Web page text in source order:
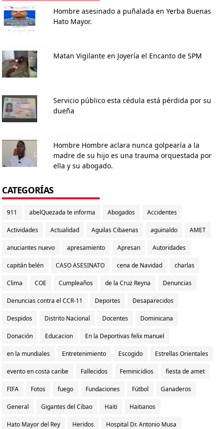
Hombre asesinado a puñalada en Yerba Buenas
Hato Mayor.
Matan Vigilante en Joyería el Encanto de SPM
Servicio público esta cédula está pérdida por su
dueña
Hombre Hombre aclara nunca golpearía a la
madre de su hijo es una trauma orquestada por
ella y su abogado.
CATEGORÍAS
911 abelQuezada te informa Abogados Accidentes
Actividades Actualidad Aguilas Cibaenas aguinaldo AMET
anuciantes nuevo apresamiento Apresan Autoridades
capitán belén CASO ASESINATO cena de Navidad charlas
Clima COE Cumpleaños de la Cruz Reyna Denuncias
Denuncias contra el CCR-11 Deportes Desaparecidos
Despidos Distrito Nacional Docentes Dominicana
Donación Educacion En la Deportivas felix manuel
en la mundiales Entretenimiento Escogido Estrellas Orientales
evento en costa caribe Fallecidos Feminicidios fiesta de amet
FIFA Fotos fuego Fundaciones Fútbol Ganaderos
General Gigantes del Cibao Haiti Haitianos
Hato Mayor del Rey Heridos Hospital Dr. Antonio Musa